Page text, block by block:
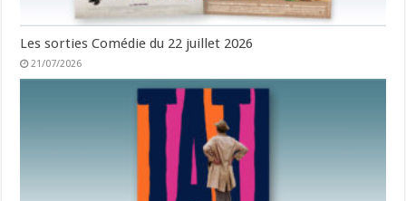
Les sorties Comédie du 22 juillet 2026
21/07/2026